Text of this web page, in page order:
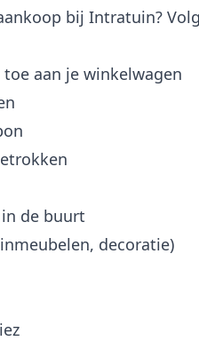
bij Intratuin?
aan je winkelwagen
de buurt
decoratie)